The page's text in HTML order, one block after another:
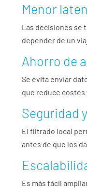
Menor
Las decisiones se
depender de un
Ahorro de
Se evita enviar
que reduce costes
Seguridad
El filtrado local
antes de que los
Es más fácil